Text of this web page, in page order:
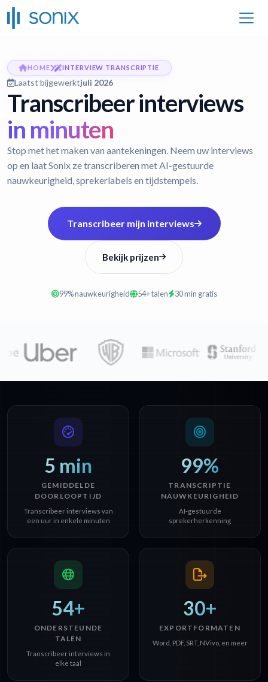
HOME INTERVIEW TRANSCRIPTIE
Laatst bijgewerktjuli 2026
Transcribeer interviews
in minuten
Stop met het maken van aantekeningen. Neem uw interviews
op en laat Sonix ze transcriberen met AI-gestuurde
nauwkeurigheid, sprekerlabels en tijdstempels.
Transcribeer mijn interviews
Bekijk prijzen
99% nauwkeurigheid 54+ talen 30 min gratis
5 min
GEMIDDELDE
DOORLOOPTIJD
Transcribeer interviews van
een uur in enkele minuten
99%
TRANSCRIPTIE
NAUWKEURIGHEID
AI-gestuurde
sprekerherkenning
54+
ONDERSTEUNDE
TALEN
Transcribeer interviews in
elke taal
30+
EXPORTFORMATEN
Word, PDF, SRT, NVivo, en meer